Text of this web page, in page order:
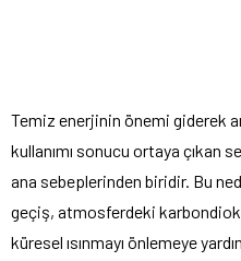
Temiz enerjinin önemi giderek
kullanımı sonucu ortaya çıkan
ana sebeplerinden biridir. Bu
geçiş, atmosferdeki
küresel ısınmayı önlemeye